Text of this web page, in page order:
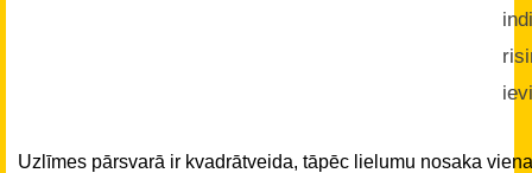
Uzlīmes pārsvarā ir kvadrātveida, tāpēc lielumu nosaka